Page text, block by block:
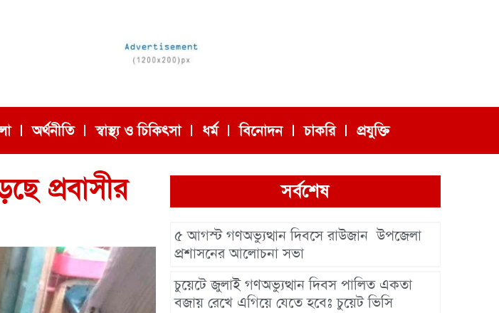
অর্থনীতি স্বাস্থ্য ও চিকিৎসা ধর্ম বিনোদন চাকরি প্রযুক্তি
প্রবাসীর সর্বশেষ
৫ আগস্ট গণঅভ্যুত্থান দিবসে রাউজান উপজেলা
প্রশাসনের আলোচনা সভা
চুয়েটে জুলাই গণঅভ্যুত্থান দিবস পালিত একতা
বজায় রেখে এগিয়ে যেতে হবেঃ চুয়েট ভিসি